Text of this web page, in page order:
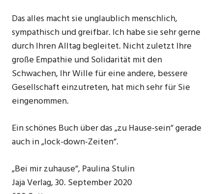
Das alles macht sie unglaublich menschlich,
sympathisch und greifbar. Ich habe sie sehr gerne
durch Ihren Alltag begleitet. Nicht zuletzt Ihre
große Empathie und Solidarität mit den
Schwachen, Ihr Wille für eine andere, bessere
Gesellschaft einzutreten, hat mich sehr für Sie
eingenommen.
Ein schönes Buch über das „zu Hause-sein“ gerade
auch in „lock-down-Zeiten“.
„Bei mir zuhause“, Paulina Stulin
Jaja Verlag, 30. September 2020